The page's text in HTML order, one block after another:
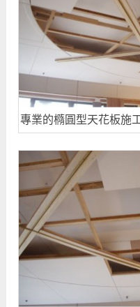
專業的橢圓型天花板施